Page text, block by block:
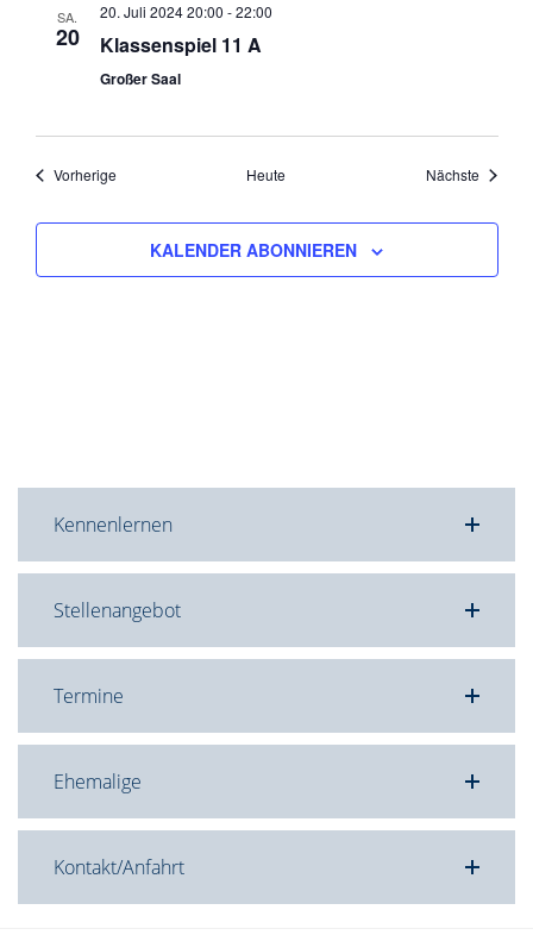
SA.
20
20. Juli 2024 20:00 -22:00
Klassenspiel 11 A
Großer Saal
VorherigeVeranstaltungen Heute Nächste
KALENDER ABONNIEREN
Kennenlernen
Stellenangebot
Termine
Ehemalige
Kontakt/Anfahrt